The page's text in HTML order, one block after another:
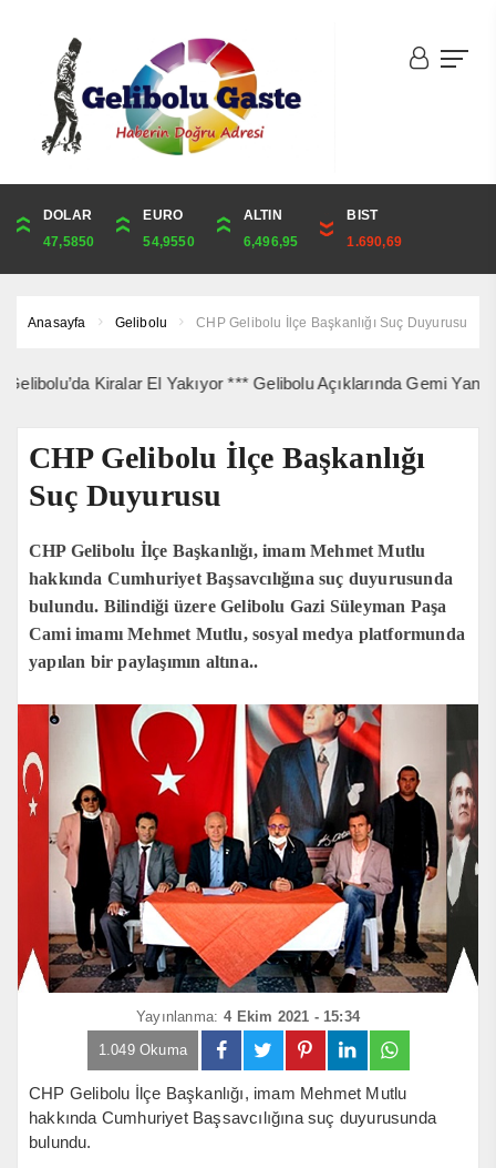
DOLAR
47,5850
EURO
54,9550
ALTIN
6,496,95
BIST
1.690,69
ONS
4,245,76
ALTIN
6,496,95
ÇEYREK
10,622,51
CUMHURİYET
43,869,00
Anasayfa Gelibolu CHP Gelibolu İlçe Başkanlığı Suç Duyurusu
El Yakıyor *** Gelibolu Açıklarında Gemi Yangını
CHP Gelibolu İlçe Başkanlığı
Suç Duyurusu
CHP Gelibolu İlçe Başkanlığı, imam Mehmet Mutlu
hakkında Cumhuriyet Başsavcılığına suç duyurusunda
bulundu. Bilindiği üzere Gelibolu Gazi Süleyman Paşa
Cami imamı Mehmet Mutlu, sosyal medya platformunda
yapılan bir paylaşımın altına..
Yayınlanma: 4 Ekim 2021 - 15:34
1.049 Okuma
CHP Gelibolu İlçe Başkanlığı, imam Mehmet Mutlu
hakkında Cumhuriyet Başsavcılığına suç duyurusunda
bulundu.